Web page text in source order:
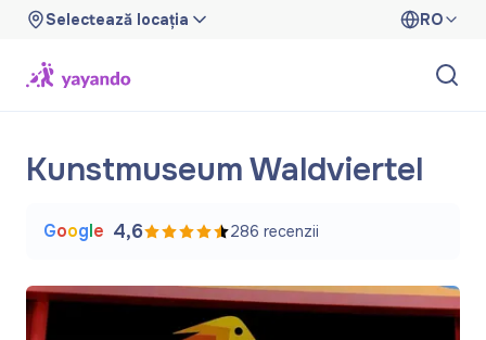
Selectează locația RO
Kunstmuseum Waldviertel
Google 4,6 286 recenzii